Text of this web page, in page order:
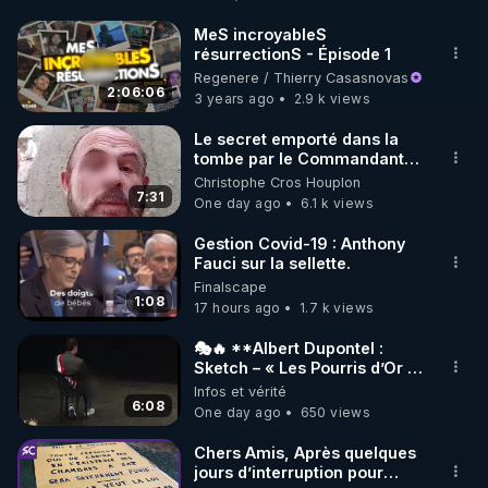
🌱 INSTAGRAM
https://www.instagram.com/rdlr_thierrycasasnovas/
http://rgnr.li/instagram
🌱 LA NEWSLETTER
Pour ne pas rater l’actualité RGNR (stages,
http://rgnr.li/news
🌱 VIDÉOS NON CENSURÉES SUR ODYSEE
Toutes les vidéos Youtube sont aussi sur la
http://rgnr.li/odysee
🌱 LES STAGES EN PRÉSENTIEL
2:06:06
MeS incroyableS
résurrectionS - Épisode 1
Regenere / Thierry Casasnovas
3 years ago
2.9 k views
7:31
Le secret emporté dans la
tombe par le Commandant
Cousteau le 25 juin 1997
Christophe Cros Houplon
One day ago
6.1 k views
1:08
Gestion Covid-19 : Anthony
Fauci sur la sellette.
Finalscape
17 hours ago
1.7 k views
6:08
🎭🔥 **Albert Dupontel :
Sketch – « Les Pourris d’Or »
🏆💰**
Infos et vérité
One day ago
650 views
Chers Amis, Après quelques
jours d’interruption pour